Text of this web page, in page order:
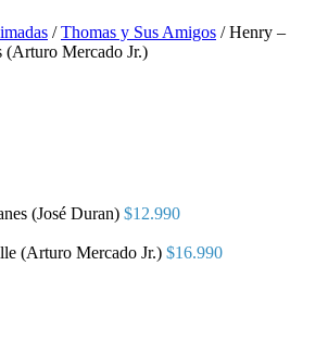
/ Thomas y Sus Amigos /Henry –
(Arturo Mercado Jr.)
(José Duran) $12.990
(Arturo Mercado Jr.) $16.990